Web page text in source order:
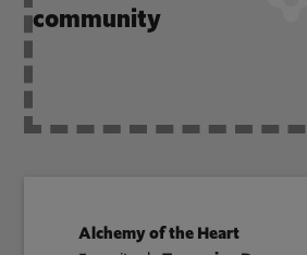
community
Alchemy of the Heart